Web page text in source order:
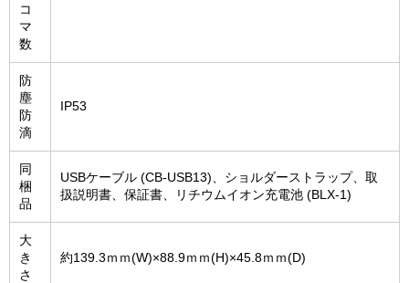
コ
マ
数
防
塵
防
滴
IP53
同
梱
品
USBケーブル (CB-USB13)、ショルダーストラップ、取
扱説明書、保証書、リチウムイオン充電池 (BLX-1)
大
き
さ
約139.3ｍｍ(W)×88.9ｍｍ(H)×45.8ｍｍ(D)